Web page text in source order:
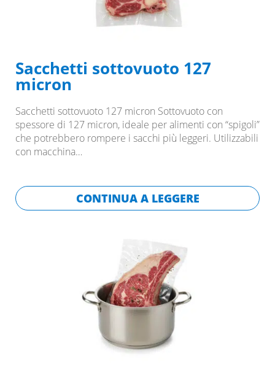
Sacchetti sottovuoto 127
micron
Sacchetti sottovuoto 127 micron Sottovuoto con
spessore di 127 micron, ideale per alimenti con “spigoli”
che potrebbero rompere i sacchi più leggeri. Utilizzabili
con macchina…
CONTINUA A LEGGERE